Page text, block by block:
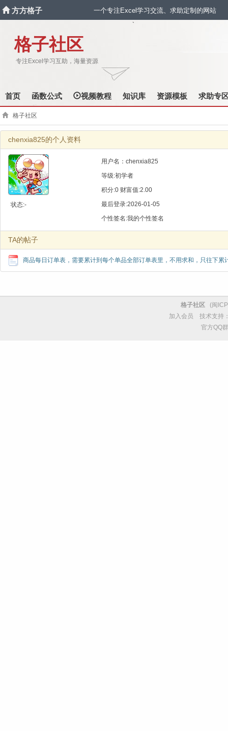
方方格子 一个专注Excel学习交流、求助定制的网站
格子社区
专注Excel学习互助，海量资源
`
首页 函数公式 视频教程 知识库 资源模板 求助专
格子社区
chenxia825的个人资料
状态:-
用户名：chenxia825
等级:初学者
积分:0 财富值:2.00
最后登录:2026-01-05
个性签名:我的个性签名
TA的帖子
商品每日订单表，需要累计到每个单品全部订单表里，不用求和，只往下累
格子社区 (闽
加入会员
技术支持
官方QQ